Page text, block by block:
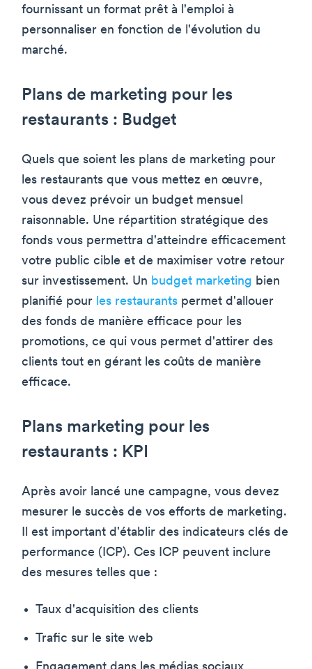
fournissant un format prêt à l'emploi à
personnaliser en fonction de l'évolution du
marché.
Plans de marketing pour les
restaurants : Budget
Quels que soient les plans de marketing pour
les restaurants que vous mettez en œuvre,
vous devez prévoir un budget mensuel
raisonnable. Une répartition stratégique des
fonds vous permettra d'atteindre efficacement
votre public cible et de maximiser votre retour
sur investissement. Un budget marketing bien
planifié pour les restaurants permet d'allouer
des fonds de manière efficace pour les
promotions, ce qui vous permet d'attirer des
clients tout en gérant les coûts de manière
efficace.
Plans marketing pour les
restaurants : KPI
Après avoir lancé une campagne, vous devez
mesurer le succès de vos efforts de marketing.
Il est important d'établir des indicateurs clés de
performance (ICP). Ces ICP peuvent inclure
des mesures telles que :
Taux d'acquisition des clients
Trafic sur le site web